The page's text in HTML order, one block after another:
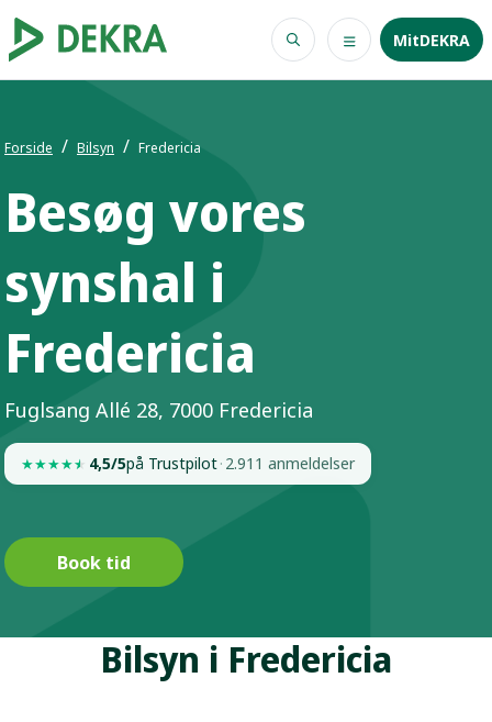
MitDEKRA
Forside Bilsyn Fredericia
Besøg vores
synshal i
Fredericia
Fuglsang Allé 28, 7000 Fredericia
★★★★★ 4,5/5på Trustpilot· 2.911 anmeldelser
Book tid
Bilsyn i Fredericia